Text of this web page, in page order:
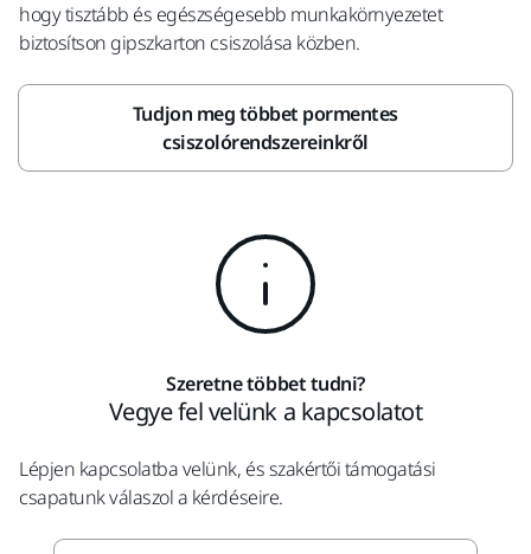
hogy tisztább és egészségesebb munkakörnyezetet
biztosítson gipszkarton csiszolása közben.
Tudjon meg többet pormentes
csiszolórendszereinkről
Szeretne többet tudni?
Vegye fel velünk a kapcsolatot
Lépjen kapcsolatba velünk, és szakértői támogatási
csapatunk válaszol a kérdéseire.